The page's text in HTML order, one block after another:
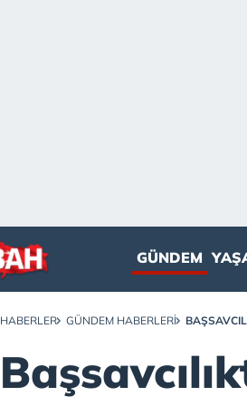
GÜNDEM
HABERLER GÜNDEM HABERLERI